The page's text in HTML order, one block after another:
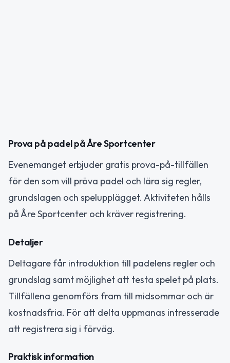
Prova på padel på Åre Sportcenter
Evenemanget erbjuder gratis prova-på-tillfällen
för den som vill pröva padel och lära sig regler,
grundslagen och spelupplägget. Aktiviteten hålls
på Åre Sportcenter och kräver registrering.
Detaljer
Deltagare får introduktion till padelens regler och
grundslag samt möjlighet att testa spelet på plats.
Tillfällena genomförs fram till midsommar och är
kostnadsfria. För att delta uppmanas intresserade
att registrera sig i förväg.
Praktisk information